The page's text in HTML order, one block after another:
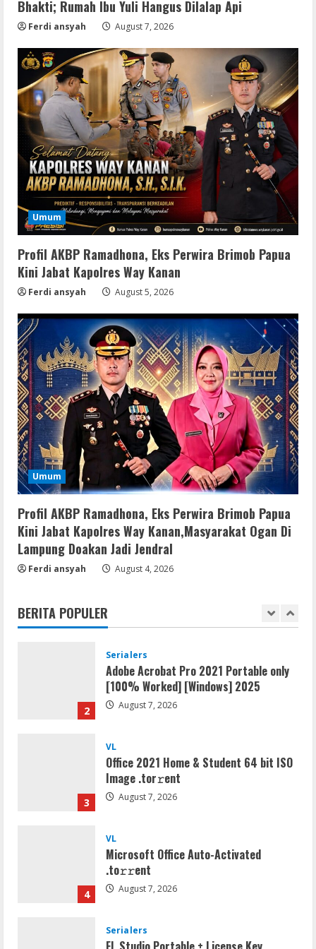
Bhakti; Rumah Ibu Yuli Hangus Dilalap Api
Ferdi ansyah August 7, 2026
Umum
Profil AKBP Ramadhona, Eks Perwira Brimob Papua
Kini Jabat Kapolres Way Kanan
Ferdi ansyah August 5, 2026
Umum
Profil AKBP Ramadhona, Eks Perwira Brimob Papua
Kini Jabat Kapolres Way Kanan,Masyarakat Ogan Di
Lampung Doakan Jadi Jendral
Ferdi ansyah August 4, 2026
BERITA POPULER
2
Serialers
Adobe Acrobat Pro 2021 Portable only
[100% Worked] [Windows] 2025
August 7, 2026
3
VL
Office 2021 Home & Student 64 bit ISO
Image .tоr𝚛еnt
August 7, 2026
4
VL
Microsoft Office Auto-Activated
.tо𝚛𝚛еnt
August 7, 2026
5
Serialers
FL Studio Portable + License Key
[Patch] (x86x64) Stable Unlimited
August 7, 2026
1
Umum
Kemarau Panjang Picu Kebakaran di
Sangkaran Bhakti; Rumah Ibu Yuli
Hangus Dilalap Api
August 7, 2026
Adobe Acrobat Pro 2021 Portable only
[100% Worked] [Windows] 2025
VL
Office 2021 Home & Student 64 bit ISO
Image .tоr𝚛еnt
VL
Microsoft Office Auto-Activated
.tо𝚛𝚛еnt
Serialers
FL Studio Portable + License Key
[Patch] (x86x64) Stable Unlimited